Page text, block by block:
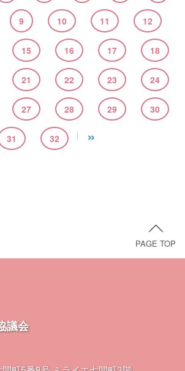
9 10 11 12
15 16 17 18
21 22 23 24
27 28 29 30
31 32 »
PAGE TOP
議会